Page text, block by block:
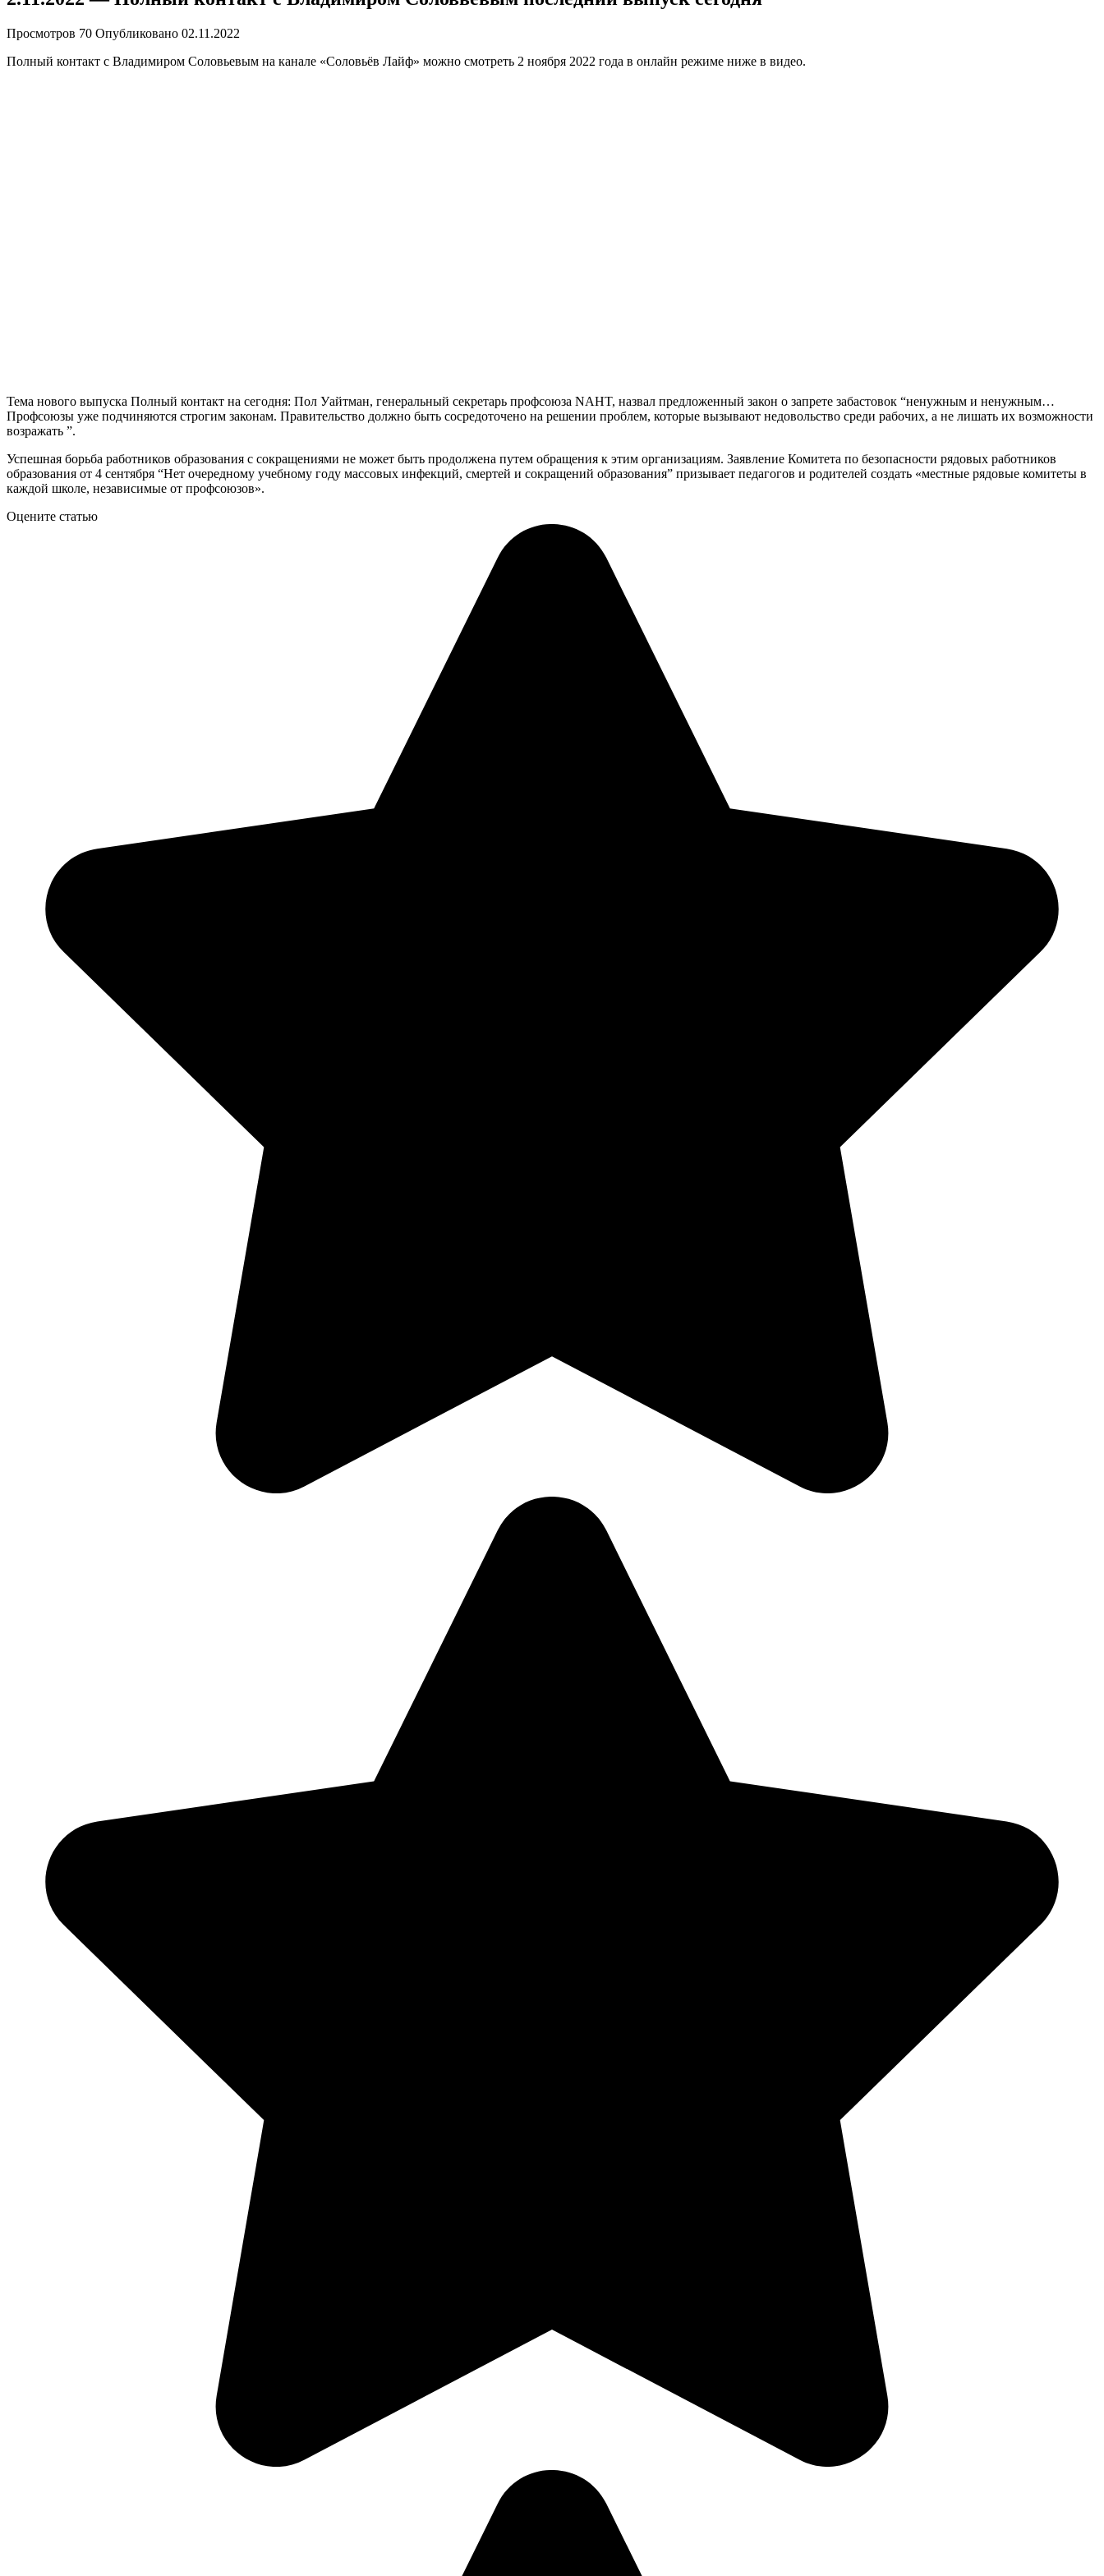
Просмотров 70 Опубликовано 02.11.2022
Полный контакт с Владимиром Соловьевым на канале «Соловьёв Лайф» можно смотреть 2 ноября 2022 года в онлайн режиме ниже в видео.
Тема нового выпуска Полный контакт на сегодня: Пол Уайтман, генеральный секретарь профсоюза NAHT, назвал предложенный закон о запрете забастовок “ненужным и ненужным…
Профсоюзы уже подчиняются строгим законам. Правительство должно быть сосредоточено на решении проблем, которые вызывают недовольство среди рабочих, а не лишать их возможности
возражать ”.
Успешная борьба работников образования с сокращениями не может быть продолжена путем обращения к этим организациям. Заявление Комитета по безопасности рядовых работников
образования от 4 сентября “Нет очередному учебному году массовых инфекций, смертей и сокращений образования” призывает педагогов и родителей создать «местные рядовые комитеты в
каждой школе, независимые от профсоюзов».
Оцените статью